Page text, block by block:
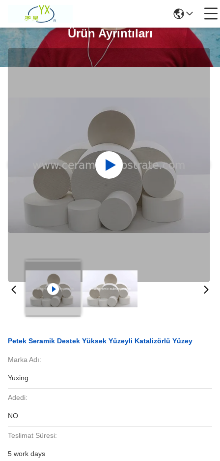
Ürün Ayrıntıları
Petek Seramik Destek Yüksek Yüzeyli Katalizörlü Yüzey
Marka Adı:
Yuxing
Adedi:
NO
Teslimat Süresi:
5 work days